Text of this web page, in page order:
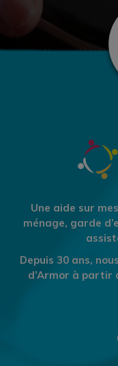
Une aide sur
ménage, garde
Depuis 30 ans,
d’Armor à partir